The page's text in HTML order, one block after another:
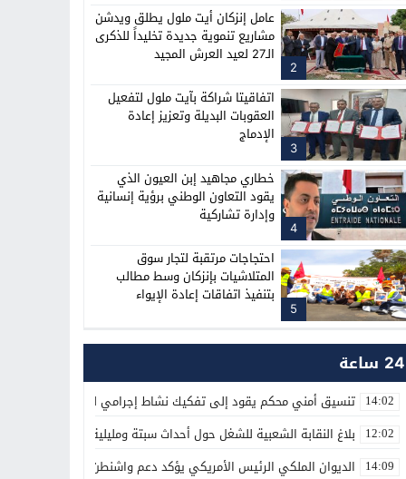
2
عامل إنزكان أيت ملول يطلق ويدشن
مشاريع تنموية جديدة تخليداً للذكرى
الـ27 لعيد العرش المجيد
3
اتفاقيتا شراكة بآيت ملول لتفعيل
العقوبات البديلة وتعزيز إعادة
الإدماج
4
خطاري مجاهيد إبن العيون الذي
يقود التعاون الوطني برؤية إنسانية
وإدارة تشاركية
5
احتجاجات مرتقبة لتجار سوق
المتلاشيات بإنزكان وسط مطالب
بتنفيذ اتفاقات إعادة الإيواء
24 ساعة
14:02 تنسيق أمني محكم يقود إلى تفكيك نشاط إجرامي لترويج المؤثرات
12:02 بلاغ النقابة الشعبية للشغل حول أحداث سبتة ومليلية
14:09 الديوان الملكي الرئيس الأمريكي يؤكد دعم واشنطن الكامل لمغربية